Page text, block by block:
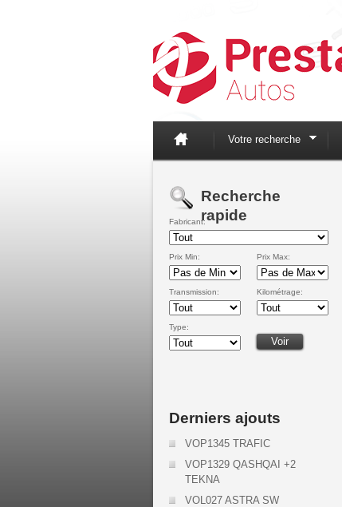
Votre recherche
Recherche
rapide
Fabricant:
Prix Min: Prix Max:
Transmission: Kilométrage:
Type:
Derniers ajouts
VOP1345 TRAFIC
VOP1329 QASHQAI +2
TEKNA
VOL027 ASTRA SW